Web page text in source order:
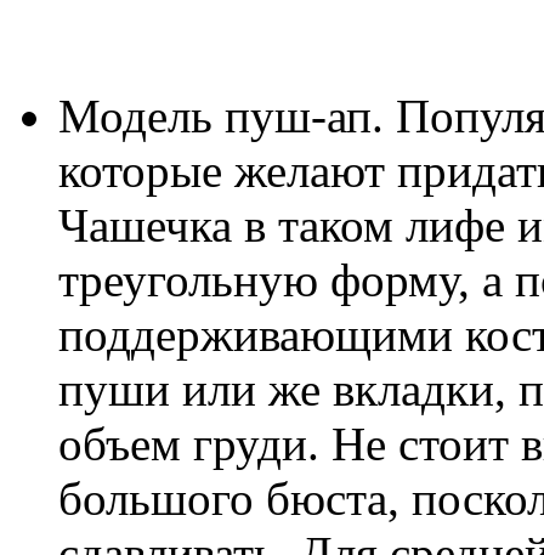
Модель пуш-ап.
которые желают
Чашечка в таком лифе
треугольную форму, а
поддерживающими
пуши или же вкладки,
объем груди. Не стоит
большого бюста,